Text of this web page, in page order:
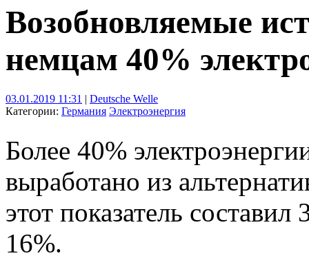
Возобновляемые
немцам 40%
03.01.2019 11:31 | Deutsche Welle
Категории: Германия Электроэнергия
Более 40%
выработано из
этот показатель
16%.